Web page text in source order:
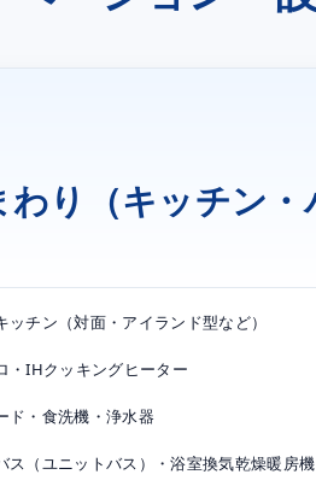
わり（キッチン
ッチン（対面・アイランド型など）
・IHクッキングヒーター
ド・食洗機・浄水器
ス（ユニットバス）・浴室換気乾燥暖房機